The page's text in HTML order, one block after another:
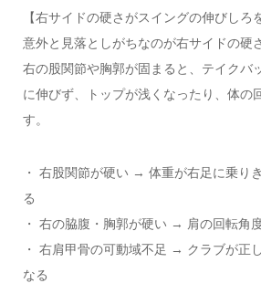
【右サイドの硬さがスイングの伸びしろ
意外と見落としがちなのが右サイドの硬さ
右の股関節や胸郭が固まると、テイクバ
に伸びず、トップが浅くなったり、体の
す。
・ 右股関節が硬い → 体重が右足に乗り
る
・ 右の脇腹・胸郭が硬い → 肩の回転角
・ 右肩甲骨の可動域不足 → クラブが正
なる